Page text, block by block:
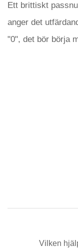
Ett brittiskt
anger det
"0", det bör börja
Vilken